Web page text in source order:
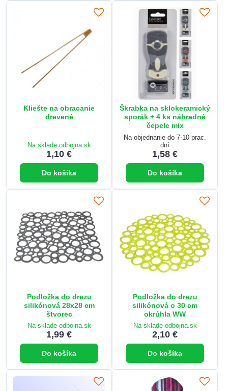
Kliešte na obracanie
drevené
Na sklade odbojna.sk
1,10 €
Do košíka
Škrabka na sklokeramický
sporák + 4 ks náhradné
čepele mix
Na objednanie do 7-10 prac.
dní
1,58 €
Do košíka
Podložka do drezu
silikónová 28x28 cm
štvorec
Na sklade odbojna.sk
1,99 €
Do košíka
Podložka do drezu
silikónová o 30 cm
okrúhla WW
Na sklade odbojna.sk
2,10 €
Do košíka